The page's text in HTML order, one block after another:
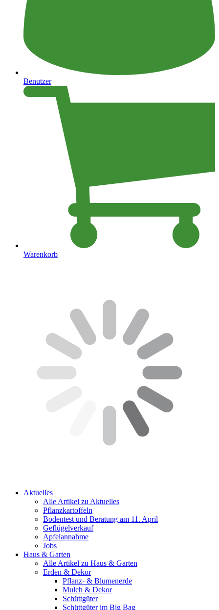
Benutzer
Warenkorb
Aktuelles
Alle Artikel zu Aktuelles
Pflanzkartoffeln
Bodentest und Beratung am 11. April
Geflügelverkauf
Apfelannahme
Jobs
Haus & Garten
Alle Artikel zu Haus & Garten
Erden & Dekor
Pflanz- & Blumenerde
Mulch & Dekor
Schüttgüter
Schüttgüter im Big Bag